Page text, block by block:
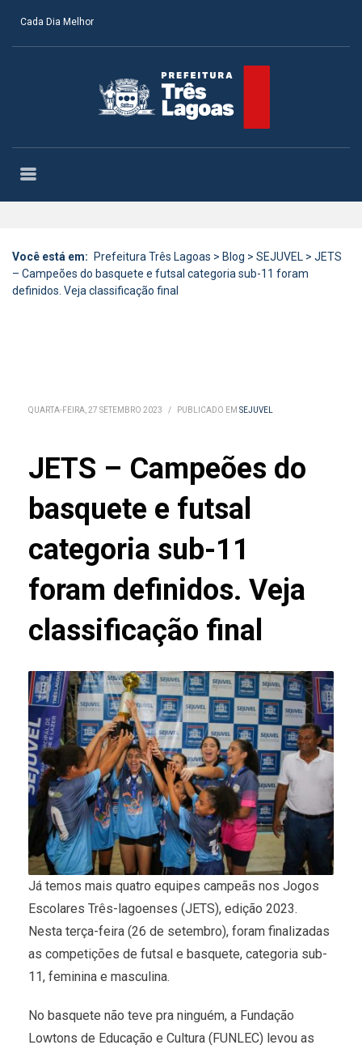
Cada Dia Melhor
Você está em: Prefeitura Três Lagoas > Blog > SEJUVEL > JETS
– Campeões do basquete e futsal categoria sub-11 foram
definidos. Veja classificação final
QUARTA-FEIRA, 27 SETEMBRO 2023 / PUBLICADO EM SEJUVEL
JETS – Campeões do
basquete e futsal
categoria sub-11
foram definidos. Veja
classificação final
Já temos mais quatro equipes campeãs nos Jogos
Escolares Três-lagoenses (JETS), edição 2023.
Nesta terça-feira (26 de setembro), foram finalizadas
as competições de futsal e basquete, categoria sub-
11, feminina e masculina.
No basquete não teve pra ninguém, a Fundação
Lowtons de Educação e Cultura (FUNLEC) levou as